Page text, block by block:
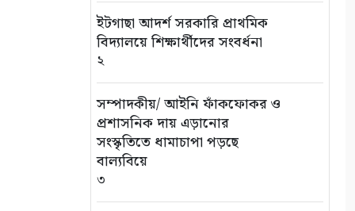
ইটগাছা আদর্শ সরকারি প্রাথমিক
বিদ্যালয়ে শিক্ষার্থীদের সংবর্ধনা
২
সম্পাদকীয়/ আইনি ফাঁকফোকর ও
প্রশাসনিক দায় এড়ানোর
সংস্কৃতিতে ধামাচাপা পড়ছে
বাল্যবিয়ে
৩